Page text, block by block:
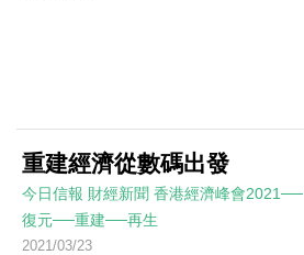
重建經濟從數碼出發
今日信報 財經新聞 香港經濟峰會2021──
復元──重建──再生
2021/03/23